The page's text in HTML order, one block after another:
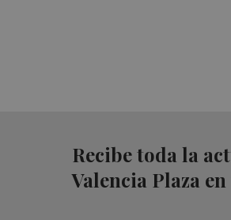
Recibe toda la
Valencia Plaza